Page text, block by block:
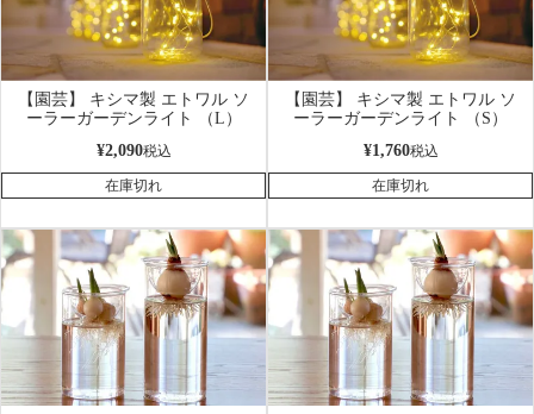
【園芸】 キシマ製 エトワル ソ
ーラーガーデンライト （L）
¥2,090税込
在庫切れ
【園芸】 キシマ製 エトワル ソ
ーラーガーデンライト （S）
¥1,760税込
在庫切れ